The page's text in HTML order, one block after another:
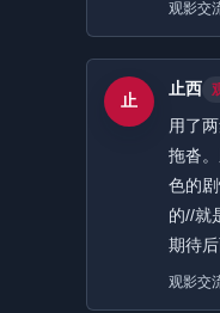
观影交
止
止西
用了
拖沓
色的
的//就
期待
观影交